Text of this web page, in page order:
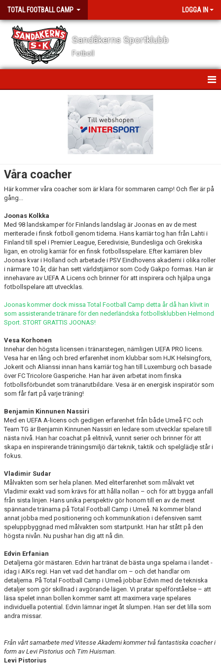
TOTAL FOOTBALL CAMP LOGGA IN
Sandåkerns Sportklubb
Fotboll
FRÅGOR OCH SVAR - FÖDDA 2010-2011
FRÅGOR OCH SVAR - FÖDDA 2012-2015
Våra coacher
Här kommer våra coacher som är klara för sommaren camp! Och fler är på
gång...
Joonas Kolkka
Med 98 landskamper för Finlands landslag är Joonas en av de mest
meriterade i finsk fotboll genom tiderna. Hans karriär tog han från Lahti i
Finland till spel i Premier League, Eeredivisie, Bundesliga och Grekiska
ligan, en otrolig karriär för en finsk fotbollsspelare. Efter karriären blev
Joonas kvar i Holland och arbetade i PSV Eindhovens akademi i olika roller
i närmare 10 år, där han sett världstjärnor som Cody Gakpo formas. Han är
innehavare av UEFA A Licens och brinner för att inspirera och hjälpa unga
fotbollspelare att utvecklas.
Joonas kommer dock missa Total Football Camp detta år då han klivit in
som assisterande tränare för den nederländska fotbollsklubben Helmond
Sport. STORT GRATTIS JOONAS!
Vesa Korhonen
Innehar den högsta licensen i tränarstegen, nämligen UEFA PRO licens.
Vesa har en lång och bred erfarenhet inom klubbar som HJK Helsingfors,
Jokerit och Alianssi innan hans karriär tog han till Luxemburg och basade
över FC Tricolore Gasperiche. Han har även arbetat inom finska
fotbollsförbundet som tränarutbildare. Vesa är en energisk inspiratör som
som får fart på varje träning!
Benjamin Kinnunen Nassiri
Med en UEFA A-licens och gedigen erfarenhet från både Umeå FC och
Team TG är Benjamin Kinnunen Nassiri en ledare som utvecklar spelare till
nästa nivå. Han har coachat på elitnivå, vunnit serier och brinner för att
skapa en inspirerande träningsmiljö där teknik, taktik och spelglädje står i
fokus.
Vladimir Sudar
Målvakten som ser hela planen. Med eliterfarenhet som målvakt vet
Vladimir exakt vad som krävs för att hålla nollan – och för att bygga anfall
från sista linjen. Hans unika perspektiv gör honom till en av de mest
spännande tränarna på Total Football Camp i Umeå. Ni kommer bland
annat jobba med positionering och kommunikation i defensiven samt
speluppbyggnad med målvakten som startpunkt. Han har stått på den
högsta nivån. Nu pushar han dig att nå din.
Edvin Erfanian
Detaljerna gör mästaren. Edvin har tränat de bästa unga spelarna i landet -
idag i AIKs regi. Han vet vad det handlar om – och det handlar om
detaljerna. På Total Football Camp i Umeå jobbar Edvin med de tekniska
detaljer som gör skillnad i avgörande lägen. Vi pratar spelförståelse – att
läsa spelet innan bollen kommer samt att maximera varje spelares
individuella potential. Edvin lämnar inget åt slumpen. Han ser det lilla som
andra missar.
Från vårt samarbete med Vitesse Akademi kommer två fantastiska coacher i
form av Levi Pistorius och Tim Huisman.
Levi Pistorius